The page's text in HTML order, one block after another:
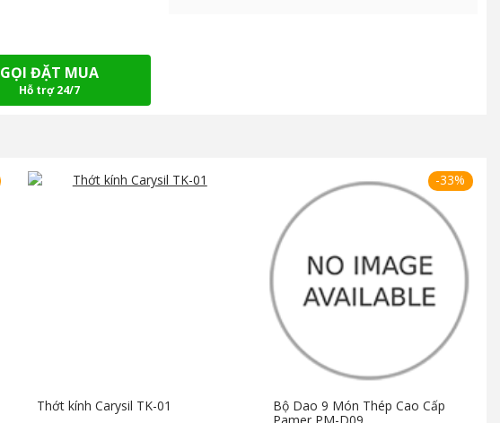
GỌI ĐẶT MUA
Hỗ trợ 24/7
Thớt kính Carysil TK-01
-33%
Bộ Dao 9 Món Thép Cao Cấp